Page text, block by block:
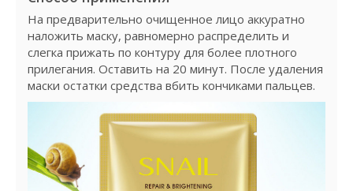
На предварительно очищенное лицо аккуратно
наложить маску, равномерно распределить и
слегка прижать по контуру для более плотного
прилегания. Оставить на 20 минут. После удаления
маски остатки средства вбить кончиками пальцев.